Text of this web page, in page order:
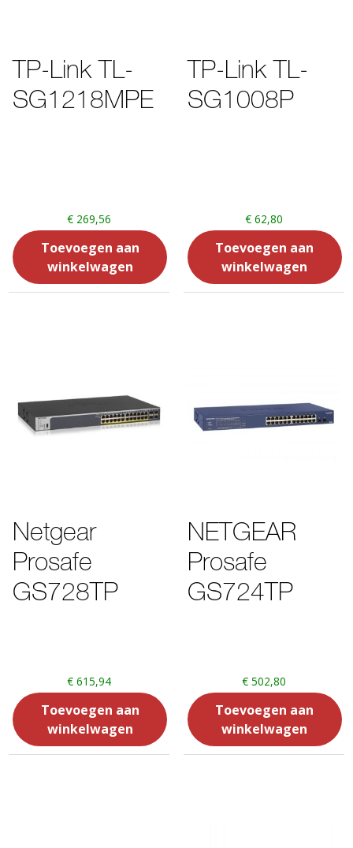
TP-Link TL-
SG1218MPE
€ 269,56
Toevoegen aan
winkelwagen
TP-Link TL-
SG1008P
€62,80
Toevoegen aan
winkelwagen
Netgear
Prosafe
GS728TP
€ 615,94
Toevoegen aan
winkelwagen
NETGEAR
Prosafe
GS724TP
€502,80
Toevoegen aan
winkelwagen